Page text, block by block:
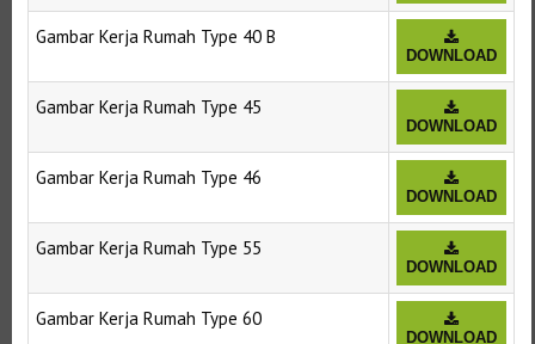
Gambar Kerja Rumah Type 40 B
DOWNLOAD
Gambar Kerja Rumah Type 45
DOWNLOAD
Gambar Kerja Rumah Type 46
DOWNLOAD
Gambar Kerja Rumah Type 55
DOWNLOAD
Gambar Kerja Rumah Type 60
DOWNLOAD